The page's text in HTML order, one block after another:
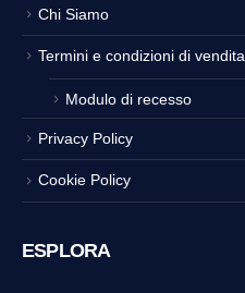
Chi Siamo
Termini e condizioni di vendita
Modulo di recesso
Privacy Policy
Cookie Policy
ESPLORA